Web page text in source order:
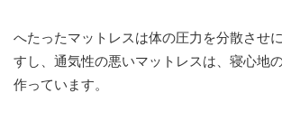
へたったマットレスは体の圧力を分散させ
すし、通気性の悪いマットレスは、寝心地
作っています。